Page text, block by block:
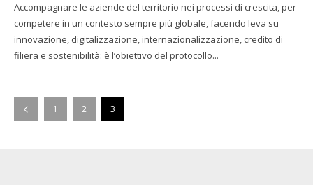
Accompagnare le aziende del territorio nei processi di crescita, per
competere in un contesto sempre più globale, facendo leva su
innovazione, digitalizzazione, internazionalizzazione, credito di
filiera e sostenibilità: è l’obiettivo del protocollo...
1 2 3